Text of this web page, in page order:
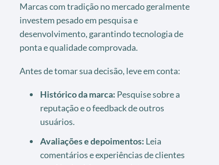
Marcas com tradição no mercado geralmente
investem pesado em pesquisa e
desenvolvimento, garantindo tecnologia de
ponta e qualidade comprovada.
Antes de tomar sua decisão, leve em conta:
Histórico da marca: Pesquise sobre a
reputação e o feedback de outros
usuários.
Avaliações e depoimentos: Leia
comentários e experiências de clientes